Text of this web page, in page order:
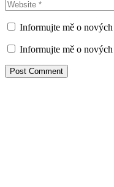
Informujte mě o
Informujte mě o